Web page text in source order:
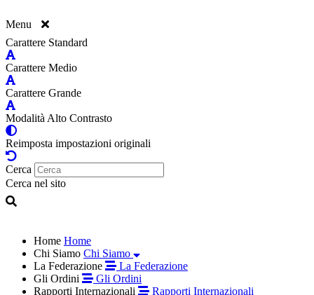
Menu
Carattere Standard
Carattere Medio
Carattere Grande
Modalità Alto Contrasto
Reimposta impostazioni originali
Cerca
Cerca nel sito
Home Home
Chi Siamo Chi Siamo
La Federazione
La Federazione
Gli Ordini
Gli Ordini
Rapporti Internazionali
Rapporti Internazionali